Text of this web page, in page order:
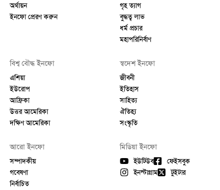
অর্থায়ন
ইনফো প্রেরণ করুন
গৃহ ত্যাগ
বুদ্ধত্ব লাভ
ধর্ম প্রচার
মহাপরিনির্বাণ
বিশ্ব বৌদ্ধ ইনফো
এশিয়া
ইউরোপ
আফ্রিকা
উত্তর আমেরিকা
দক্ষিণ আমেরিকা
স্বদেশ ইনফো
জীবনী
ইতিহাস
সাহিত্য
ঐতিহ্য
সংস্কৃতি
আরো ইনফো
সম্পাদকীয়
গবেষণা
নির্বাচিত
মিডিয়া ইনফো
ইউটিউব
ফেইসবুক
ইনস্টাগ্রাম
টুইটার